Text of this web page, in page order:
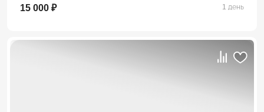
15 000 ₽ 1 день